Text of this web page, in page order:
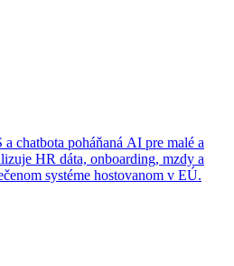
chatbota poháňaná AI pre malé a
HR dáta, onboarding, mzdy a
systéme hostovanom v EÚ.